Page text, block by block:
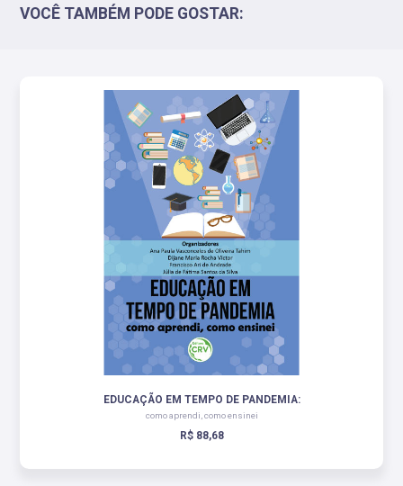
VOCÊ TAMBÉM PODE GOSTAR:
EDUCAÇÃO EM TEMPO DE PANDEMIA:
como aprendi, como ensinei
R$ 88,68